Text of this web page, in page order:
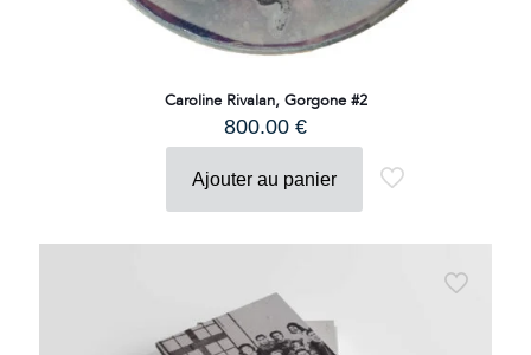
Caroline Rivalan, Gorgone #2
800.00 €
Ajouter au panier